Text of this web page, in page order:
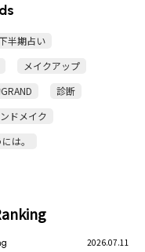
半期占い
メイクアップ
診断
ドメイク
は。
2026.07.11